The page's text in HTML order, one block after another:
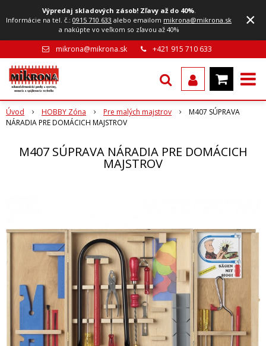
Výpredaj skladových zásob! Zľavy až do 40%.
Informácie na tel. č.:0915 710 633 alebo emailom mikrona@mikrona.sk
a nakúpte vo veľkom so zľavou až 40%
×
mikrona@mikrona.sk +421 915 710 633
Úvod HOBBY Zóna Pre malých majstrov
M407 SÚPRAVA
NÁRADIA PRE DOMÁCICH MAJSTROV
M407 SÚPRAVA NÁRADIA PRE DOMÁCICH
MAJSTROV